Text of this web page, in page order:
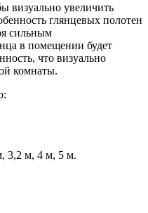
визуально увеличить
глянцевых полотен
сильным
в помещении будет
что визуально
комнаты.
3,2 м, 4 м, 5 м.